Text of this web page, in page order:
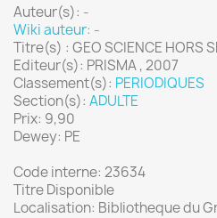
Auteur(s): -
Wiki auteur: -
Titre(s) : GEO SCIENCE HORS
Editeur(s): PRISMA , 2007
Classement(s): PERIODIQUES
Section(s): ADULTE
Prix: 9,90
Dewey: PE
Code interne: 23634
Titre Disponible
Localisation: Bibliotheque du